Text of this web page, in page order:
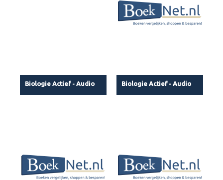
Biologie Actief - Audio Biologie Actief - Audio